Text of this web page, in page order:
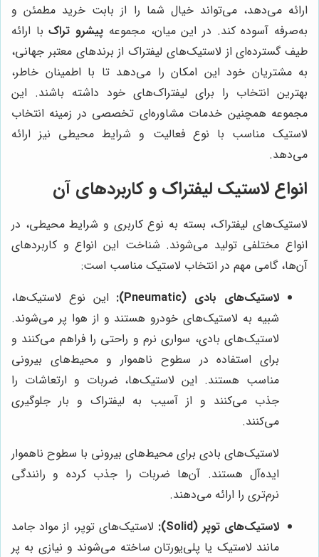
ارائه می‌دهد، می‌تواند خیال شما را از بابت خرید مطمئن و
به‌صرفه آسوده کند. در این میان، مجموعه پیشرو تراکبا ارائه
طیف گسترده‌ای از لاستیک‌های لیفتراک از برندهای معتبر جهانی،
به مشتریان خود این امکان را می‌دهد تا با اطمینان خاطر،
بهترین انتخاب را برای لیفتراک‌های خود داشته باشند. این
مجموعه همچنین خدمات مشاوره‌ای تخصصی در زمینه انتخاب
لاستیک مناسب با نوع فعالیت و شرایط محیطی نیز ارائه
می‌دهد.
انواع لاستیک لیفتراک و کاربردهای آن
لاستیک‌های لیفتراک، بسته به نوع کاربری و شرایط محیطی، در
انواع مختلفی تولید می‌شوند. شناخت این انواع و کاربردهای
آن‌ها، گامی مهم در انتخاب لاستیک مناسب است:
لاستیک‌های بادی (Pneumatic):
این نوع لاستیک‌ها،
شبیه به لاستیک‌های خودرو هستند و از هوا پر می‌شوند.
لاستیک‌های بادی، سواری نرم و راحتی را فراهم می‌کنند و
برای استفاده در سطوح ناهموار و محیط‌های بیرونی
مناسب هستند. این لاستیک‌ها، ضربات و ارتعاشات را
جذب می‌کنند و از آسیب به لیفتراک و بار جلوگیری
می‌کنند.
لاستیک‌های بادی برای محیط‌های بیرونی با سطوح ناهموار
ایده‌آل هستند. آن‌ها ضربات را جذب کرده و رانندگی
نرم‌تری را ارائه می‌دهند.
لاستیک‌های توپر (Solid):
لاستیک‌های توپر، از مواد جامد
مانند لاستیک یا پلی‌یورتان ساخته می‌شوند و نیازی به پر